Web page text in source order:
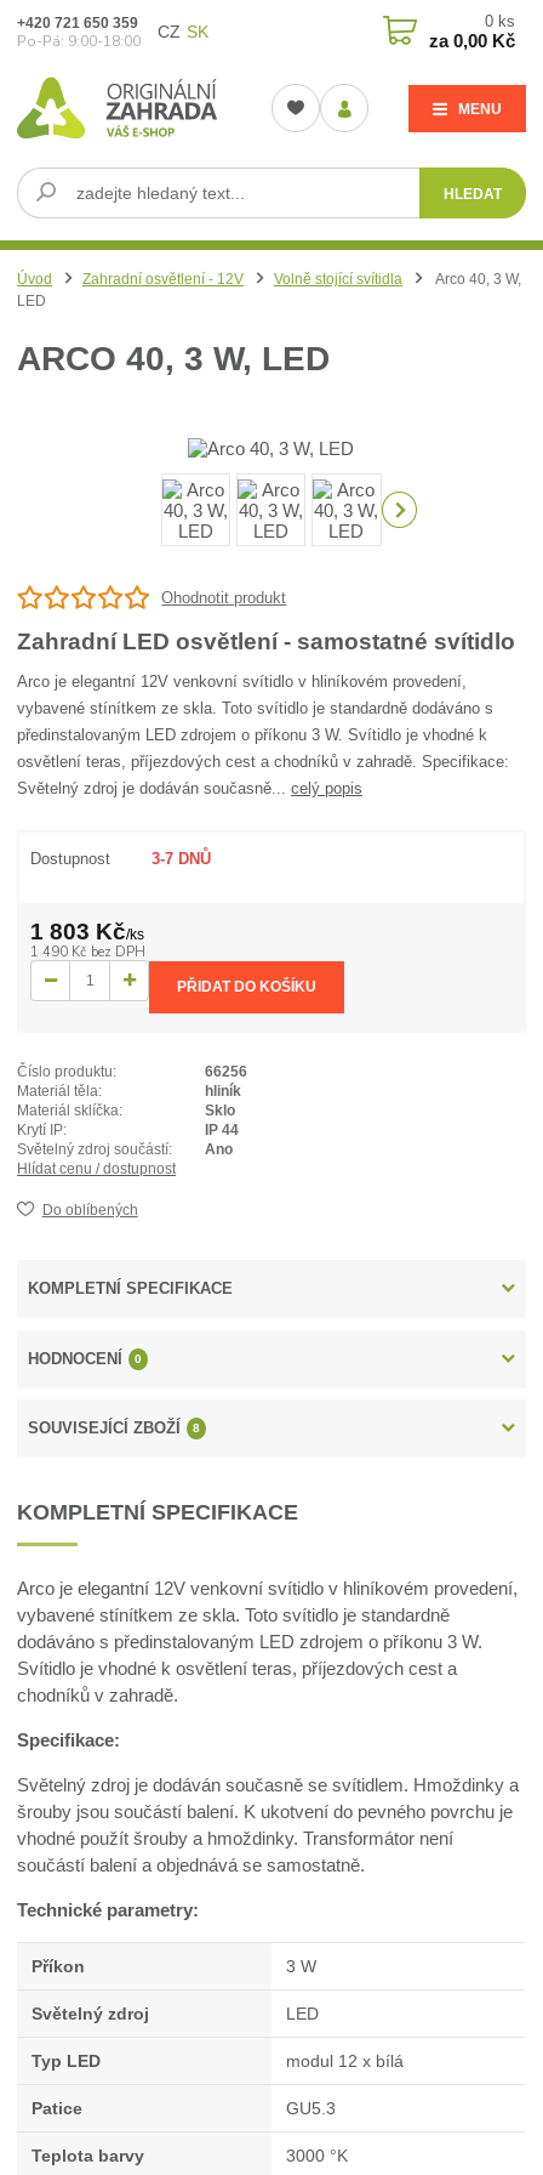
CZ SK
MENU
HLEDAT
+420 721 650 359
Po-Pá: 9:00-18:00
0 ks
za0,00 Kč
Úvod Zahradní osvětlení - 12V Volně stojící svítidla
Arco 40, 3 W,
LED
ARCO 40, 3 W, LED
Ohodnotit produkt
Zahradní LED osvětlení - samostatné svítidlo
Arco je elegantní 12V venkovní svítidlo v hliníkovém provedení,
vybavené stínítkem ze skla. Toto svítidlo je standardně dodáváno s
předinstalovaným LED zdrojem o příkonu 3 W. Svítidlo je vhodné k
osvětlení teras, příjezdových cest a chodníků v zahradě. Specifikace:
Světelný zdroj je dodáván současně...celý popis
Dostupnost 3-7 DNŮ
1 803 Kč/ks
1 490 Kč bez DPH
PŘIDAT DO KOŠÍKU
Číslo produktu:
66256
Materiál těla:
hliník
Materiál sklíčka:
Sklo
Krytí IP:
IP 44
Světelný zdroj součástí:
Ano
Hlídat cenu / dostupnost
Do oblíbených
KOMPLETNÍ SPECIFIKACE
HODNOCENÍ 0
SOUVISEJÍCÍ ZBOŽÍ 8
KOMPLETNÍ SPECIFIKACE
Arco je elegantní 12V venkovní svítidlo v hliníkovém provedení,
vybavené stínítkem ze skla. Toto svítidlo je standardně
dodáváno s předinstalovaným LED zdrojem o příkonu 3 W.
Svítidlo je vhodné k osvětlení teras, příjezdových cest a
chodníků v zahradě.
Specifikace:
Světelný zdroj je dodáván současně se svítidlem. Hmoždinky a
šrouby jsou součástí balení. K ukotvení do pevného povrchu je
vhodné použít šrouby a hmoždinky. Transformátor není
součástí balení a objednává se samostatně.
Technické parametry:
Příkon 3 W
Světelný zdroj LED
Typ LED modul 12 x bílá
Patice GU5.3
Teplota barvy 3000 °K